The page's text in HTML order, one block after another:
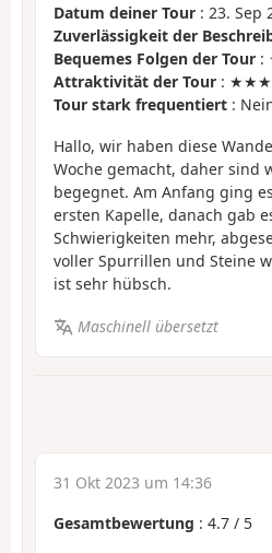
Datum deiner Tour : 23. Sep
Zuverlässigkeit der
Bequemes Folgen der Tour :
Attraktivität der Tour :
Tour stark frequentiert :
Hallo, wir haben diese
Woche gemacht, daher sind
begegnet. Am Anfang ging
ersten Kapelle, danach gab
Schwierigkeiten mehr,
voller Spurrillen und Steine
ist sehr hübsch.
Maschinell übersetzt
31 Okt 2023 um 14:36
Gesamtbewertung : 4.7 / 5